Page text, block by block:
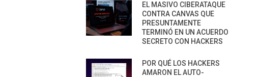
EL MASIVO CIBERATAQUE
CONTRA CANVAS QUE
PRESUNTAMENTE
TERMINÓ EN UN ACUERDO
SECRETO CON HACKERS
POR QUÉ LOS HACKERS
AMARON EL AUTO-